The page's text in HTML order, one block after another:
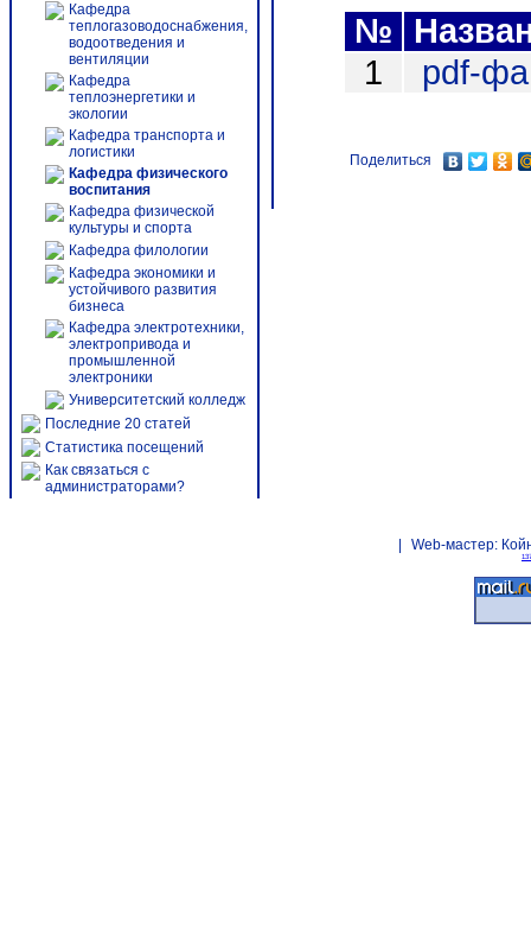
Кафедра
теплогазоводоснабжения,
водоотведения и
вентиляции
Кафедра
теплоэнергетики и
экологии
Кафедра транспорта и
логистики
Кафедра физического
воспитания
Кафедра физической
культуры и спорта
Кафедра филологии
Кафедра экономики и
устойчивого развития
бизнеса
Кафедра электротехники,
электропривода и
промышленной
электроники
Университетский колледж
Последние 20 статей
Статистика посещений
Как связаться с
администраторами?
№
1
pdf-
Поделиться
Web-мастер: